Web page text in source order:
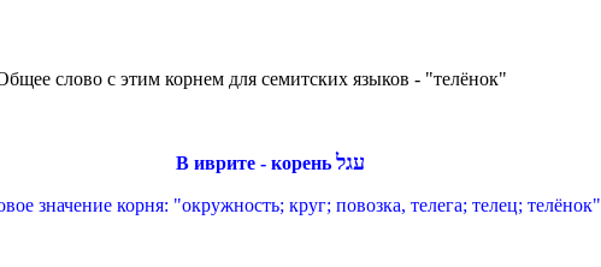
слово с этим корнем для семитских языков - "телёнок"
В иврите - корень עגל
значение корня: "окружность; круг; повозка, телега; телец; телёнок"